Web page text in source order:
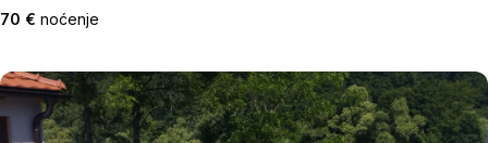
70 € noćenje